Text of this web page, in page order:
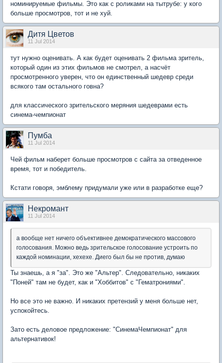
номинируемые фильмы. Это как с роликами на тытрубе: у кого
больше просмотров, тот и не хуй.
Дитя Цветов
11 Jul 2014
тут нужно оценивать. А как будет оценивать 2 фильма зритель,
который один из этих фильмов не смотрел, а насчёт
просмотренного уверен, что он единственный шедевр среди
всякого там остального говна?
для классического зрительского меряния шедеврами есть
синема-чемпионат
Пумба
11 Jul 2014
Чей фильм наберет больше просмотров с сайта за отведенное
время, тот и победитель.
Кстати говоря, эмблему придумали уже или в разработке еще?
Некромант
11 Jul 2014
а вообще нет ничего объективнее демократического массового
голосования. Можно ведь зрительское голосование устроить по
каждой номинации, хехехе. Диего был бы не против, думаю
Ты знаешь, а я "за". Это же "Альтер". Следовательно, никаких
"Поней" там не будет, как и "Хоббитов" с "Гематрониями".
Но все это не важно. И никаких претензий у меня больше нет,
успокойтесь.
Зато есть деловое предложение: "СинемаЧемпионат" для
альтернативок!